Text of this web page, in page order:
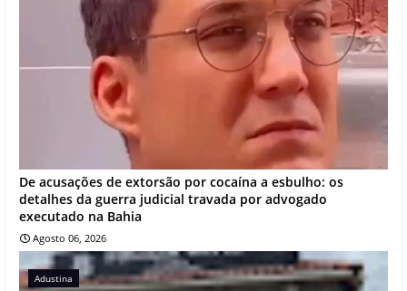
De acusações de extorsão por cocaína a esbulho: os
detalhes da guerra judicial travada por advogado
executado na Bahia
Agosto 06, 2026
Adustina